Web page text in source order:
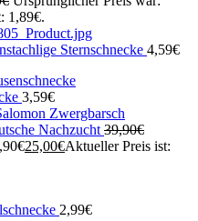
1,89€.
Sternschnecke 4,59€
3,59€
Nachzucht 39,90€
25,00€Aktueller Preis ist:
2,99€